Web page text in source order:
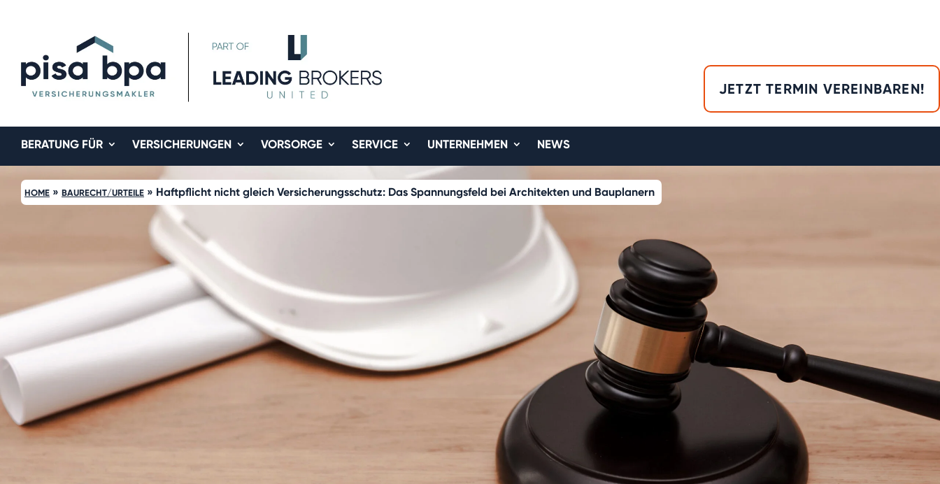
JETZT TERMIN VEREINBAREN!
BERATUNG FÜR VERSICHERUNGEN VORSORGE SERVICE UNTERNEHMEN NEWS
HOME » BAURECHT/URTEILE » Haftpflicht nicht gleich Versicherungsschutz: Das Spannungsfeld bei Architekten und Bauplanern